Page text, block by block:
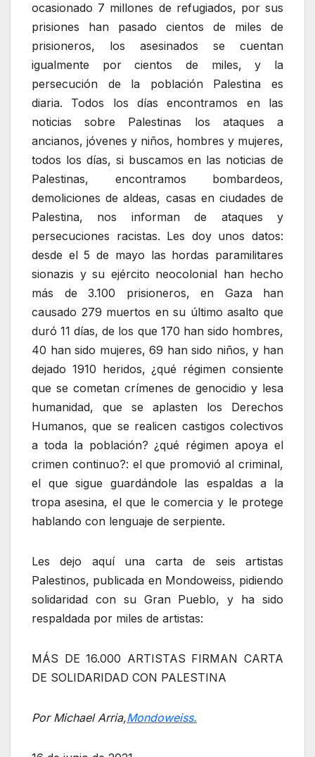
ocasionado 7 millones de refugiados, por sus
prisiones han pasado cientos de miles de
prisioneros, los asesinados se cuentan
igualmente por cientos de miles, y la
persecución de la población Palestina es
diaria. Todos los días encontramos en las
noticias sobre Palestinas los ataques a
ancianos, jóvenes y niños, hombres y mujeres,
todos los días, si buscamos en las noticias de
Palestinas, encontramos bombardeos,
demoliciones de aldeas, casas en ciudades de
Palestina, nos informan de ataques y
persecuciones racistas. Les doy unos datos:
desde el 5 de mayo las hordas paramilitares
sionazis y su ejército neocolonial han hecho
más de 3.100 prisioneros, en Gaza han
causado 279 muertos en su último asalto que
duró 11 días, de los que 170 han sido hombres,
40 han sido mujeres, 69 han sido niños, y han
dejado 1910 heridos, ¿qué régimen consiente
que se cometan crímenes de genocidio y lesa
humanidad, que se aplasten los Derechos
Humanos, que se realicen castigos colectivos
a toda la población? ¿qué régimen apoya el
crimen continuo?: el que promovió al criminal,
el que sigue guardándole las espaldas a la
tropa asesina, el que le comercia y le protege
hablando con lenguaje de serpiente.
Les dejo aquí una carta de seis artistas
Palestinos, publicada en Mondoweiss, pidiendo
solidaridad con su Gran Pueblo, y ha sido
respaldada por miles de artistas:
MÁS DE 16.000 ARTISTAS FIRMAN CARTA
DE SOLIDARIDAD CON PALESTINA
Por Michael Arria,Mondoweiss.